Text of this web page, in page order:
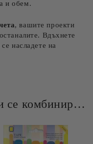
и обем.
, вашите проекти
Вдъхнете
насладете на
Продукта е подобен или се комбинира добре и със следните продукти :